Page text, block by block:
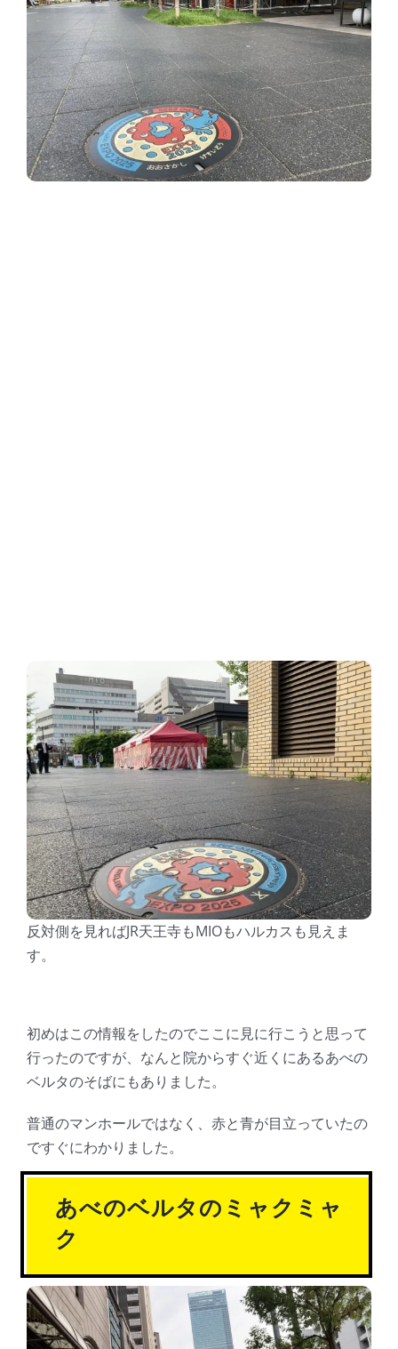
反対側を見ればJR天王寺もMIOもハルカスも見えま
す。
初めはこの情報をしたのでここに見に行こうと思って
行ったのですが、なんと院からすぐ近くにあるあべの
ベルタのそばにもありました。
普通のマンホールではなく、赤と青が目立っていたの
ですぐにわかりました。
あべのベルタのミャクミャ
ク